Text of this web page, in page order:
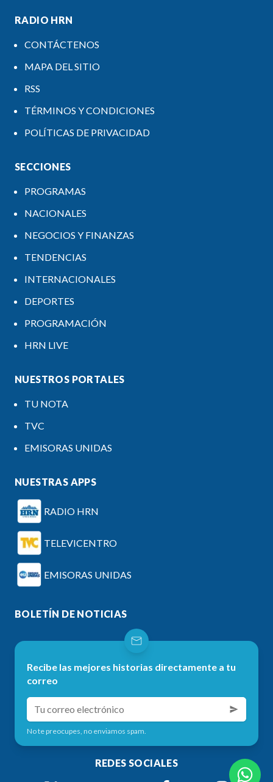
RADIO HRN
CONTÁCTENOS
MAPA DEL SITIO
RSS
TÉRMINOS Y CONDICIONES
POLÍTICAS DE PRIVACIDAD
SECCIONES
PROGRAMAS
NACIONALES
NEGOCIOS Y FINANZAS
TENDENCIAS
INTERNACIONALES
DEPORTES
PROGRAMACIÓN
HRN LIVE
NUESTROS PORTALES
TU NOTA
TVC
EMISORAS UNIDAS
NUESTRAS APPS
RADIO HRN
TELEVICENTRO
EMISORAS UNIDAS
BOLETÍN DE NOTICIAS
Recibe las mejores historias directamente a tu
correo
No te preocupes, no enviamos spam.
REDES SOCIALES